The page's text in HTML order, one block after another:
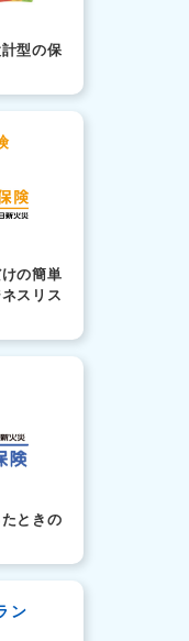
型の保
の簡単
スリス
ときの
ン